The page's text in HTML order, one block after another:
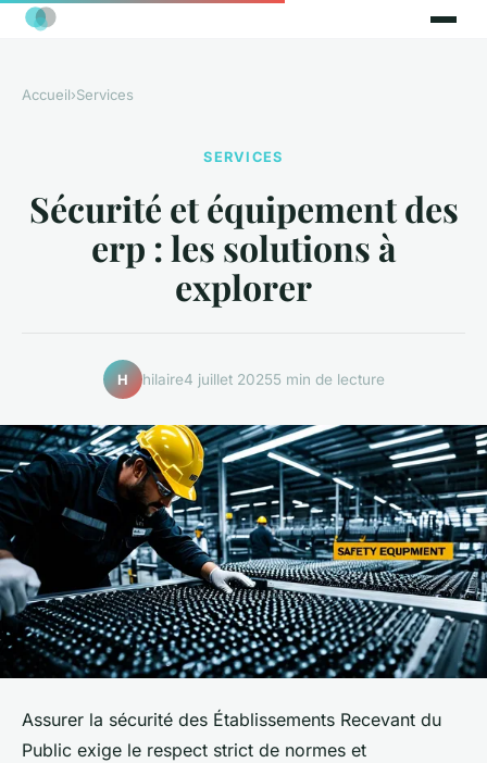
Accueil›Services
SERVICES
Sécurité et équipement des
erp : les solutions à
explorer
H hilaire4 juillet 20255 min de lecture
Assurer la sécurité des Établissements Recevant du
Public exige le respect strict de normes et